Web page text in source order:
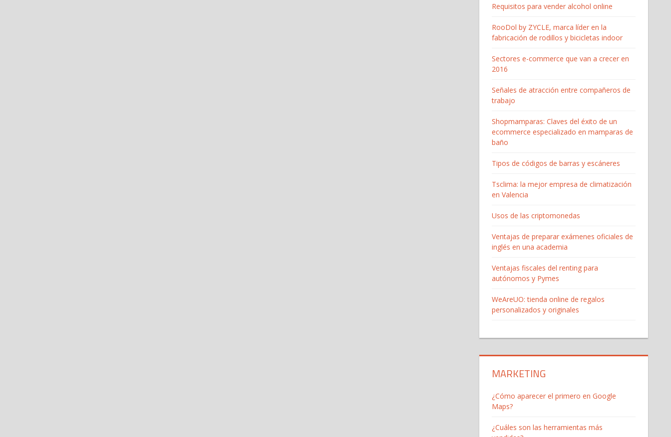
Requisitos para vender alcohol online
RooDol by ZYCLE, marca líder en la
fabricación de rodillos y bicicletas indoor
Sectores e-commerce que van a crecer en
2016
Señales de atracción entre compañeros de
trabajo
Shopmamparas: Claves del éxito de un
ecommerce especializado en mamparas de
baño
Tipos de códigos de barras y escáneres
Tsclima: la mejor empresa de climatización
en Valencia
Usos de las criptomonedas
Ventajas de preparar exámenes oficiales de
inglés en una academia
Ventajas fiscales del renting para
autónomos y Pymes
WeAreUO: tienda online de regalos
personalizados y originales
MARKETING
¿Cómo aparecer el primero en Google
Maps?
¿Cuáles son las herramientas más